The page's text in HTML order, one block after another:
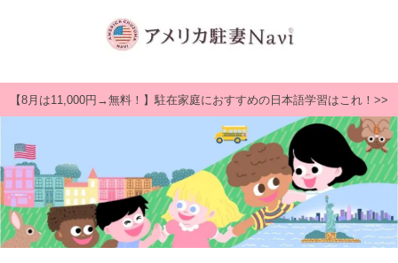
【8月は11,000円→無料！】駐在家庭におすすめの日本語学習はこれ！>>